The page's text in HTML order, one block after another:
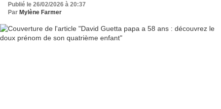
Publié le 26/02/2026 à 20:37
Par Mylène Farmer